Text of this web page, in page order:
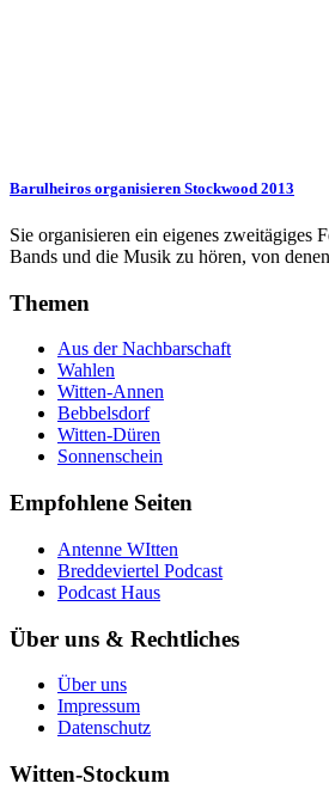
Barulheiros organisieren Stockwood 2013
Sie organisieren ein eigenes zweitägiges
Bands und die Musik zu hören, von
Themen
Aus der Nachbarschaft
Wahlen
Witten-Annen
Bebbelsdorf
Witten-Düren
Sonnenschein
Empfohlene Seiten
Antenne WItten
Breddeviertel Podcast
Podcast Haus
Über uns & Rechtliches
Über uns
Impressum
Datenschutz
Witten-Stockum